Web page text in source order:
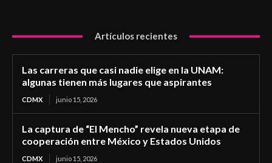
Artículos recientes
Las carreras que casi nadie elige en la UNAM:
algunas tienen más lugares que aspirantes
CDMX junio 15, 2026
La captura de “El Mencho” revela nueva etapa de
cooperación entre México y Estados Unidos
CDMX junio 15, 2026